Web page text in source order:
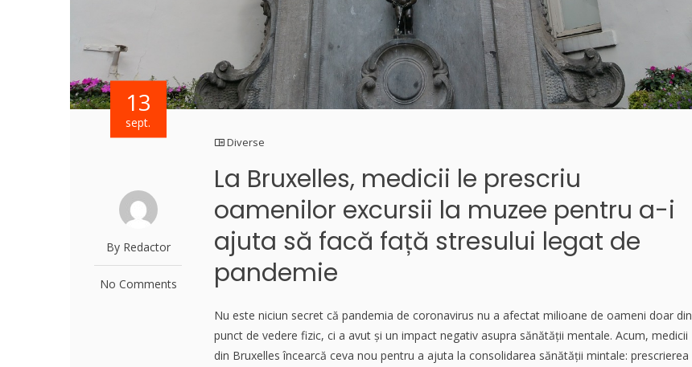
13
sept.
By Redactor
No Comments
Diverse
La Bruxelles, medicii le prescriu
oamenilor excursii la muzee pentru a-i
ajuta să facă față stresului legat de
pandemie
Nu este niciun secret că pandemia de coronavirus nu a afectat milioane de oameni doar din
punct de vedere fizic, ci a avut și un impact negativ asupra sănătății mentale. Acum, medicii
din Bruxelles încearcă ceva nou pentru a ajuta la consolidarea sănătății mintale: prescrierea